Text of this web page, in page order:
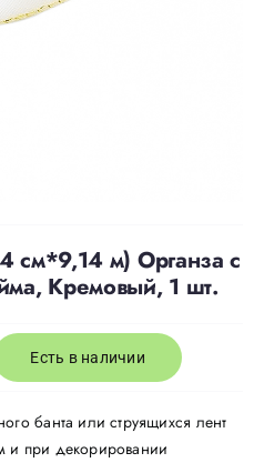
см*9,14 м) Органза с
Кремовый, 1 шт.
Есть в наличии
банта или струящихся лент
и при декорировании